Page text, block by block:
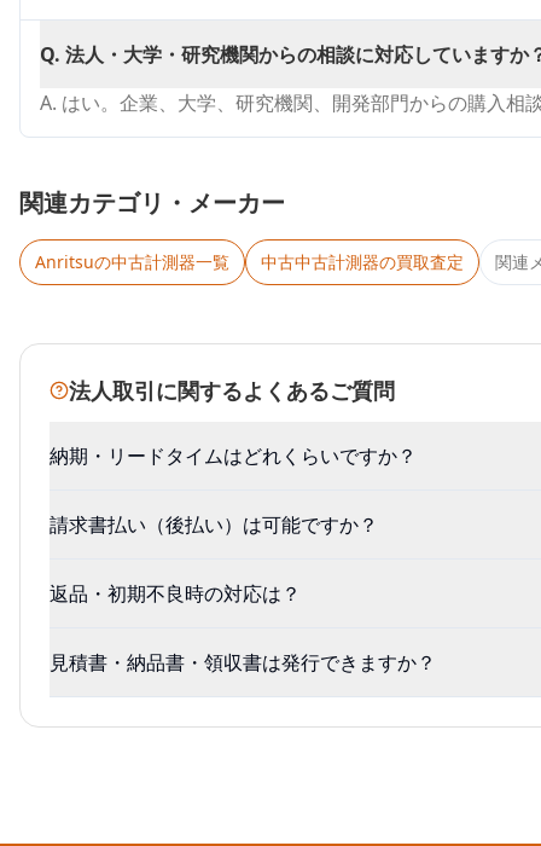
Q. 法人・大学・研究機関からの相談に対応していますか
A. はい。企業、大学、研究機関、開発部門からの購入
関連カテゴリ・メーカー
Anritsuの中古計測器一覧 中古中古計測器の買取査定 関連
法人取引に関するよくあるご質問
納期・リードタイムはどれくらいですか？
請求書払い（後払い）は可能ですか？
返品・初期不良時の対応は？
見積書・納品書・領収書は発行できますか？